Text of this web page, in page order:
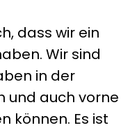
dass wir ein
Wir sind
in der
und auch vorne
können. Es ist